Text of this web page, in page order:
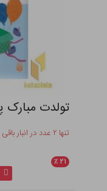
تولدت مبارک
تنها ۲ عدد در انبار باقی مانده
۲۱ ٪